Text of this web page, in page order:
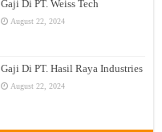
Gaji Di PT. Weiss Tech
August 22, 2024
Gaji Di PT. Hasil Raya Industries
August 22, 2024